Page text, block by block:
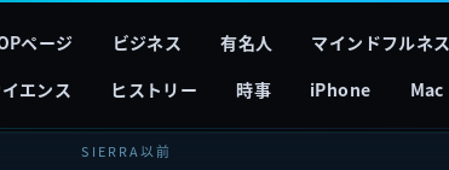
ページ ビジネス 有名人 マインドフルネス
エンス
ヒストリー 時事 iPhone Mac
SIERRA以前